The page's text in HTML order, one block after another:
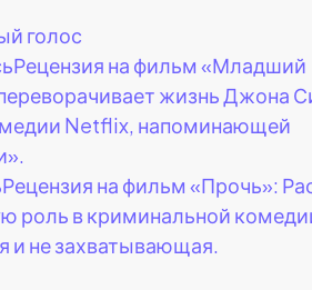
голос
Рецензия на фильм «Младший
жизнь Джона
Netflix, напоминающей
Рецензия на фильм «Прочь»:
роль в криминальной
и не захватывающая.